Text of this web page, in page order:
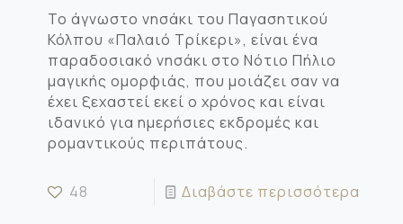
Το άγνωστο νησάκι του Παγασητικού
Κόλπου «Παλαιό Τρίκερι», είναι ένα
παραδοσιακό νησάκι στο Νότιο Πήλιο
μαγικής ομορφιάς, που μοιάζει σαν να
έχει ξεχαστεί εκεί ο χρόνος και είναι
ιδανικό για ημερήσιες εκδρομές και
ρομαντικούς περιπάτους.
48 Διαβάστε περισσότερα